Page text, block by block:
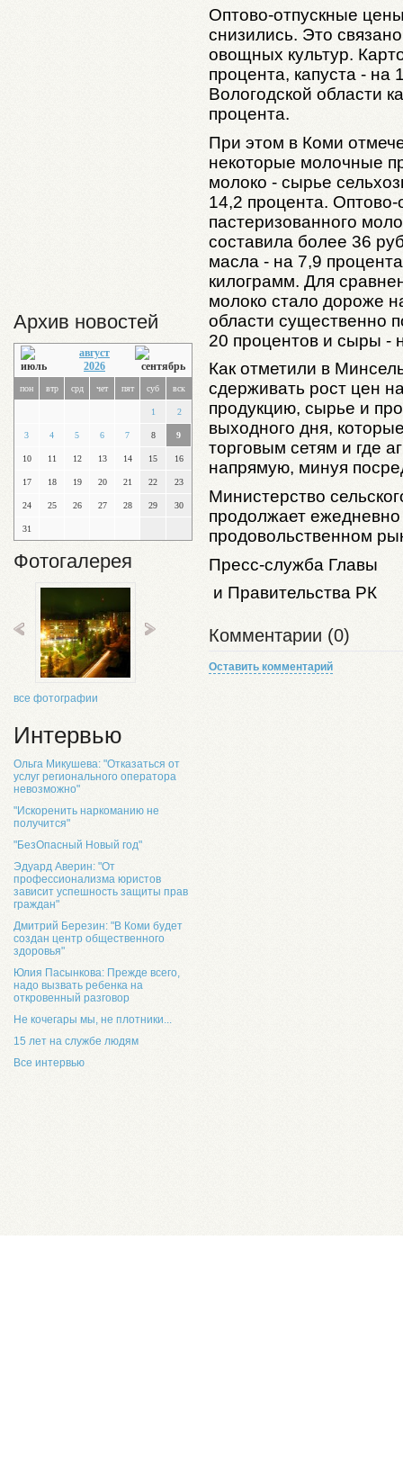
Архив новостей
август
2026
пон втр срд чет пят суб вск
1 2
3 4 5 6 7 8 9
10 11 12 13 14 15 16
17 18 19 20 21 22 23
24 25 26 27 28 29 30
31
Фотогалерея
все фотографии
Интервью
Ольга Микушева: "Отказаться от
услуг регионального оператора
невозможно"
"Искоренить наркоманию не
получится"
"БезОпасный Новый год"
Эдуард Аверин: "От
профессионализма юристов
зависит успешность защиты прав
граждан"
Дмитрий Березин: "В Коми будет
создан центр общественного
здоровья"
Юлия Пасынкова: Прежде всего,
надо вызвать ребенка на
откровенный разговор
Не кочегары мы, не плотники...
15 лет на службе людям
Все интервью
Оптово-отпускные
снизились. Это
овощных культур.
процента, капуста -
Вологодской области
процента.
При этом в Коми
некоторые молочные
молоко - сырье
14,2 процента. Оптово-
пастеризованного
составила более 36
масла - на 7,9
килограмм. Для
молоко стало дороже
области существенно
20 процентов и сыры -
Как отметили в
сдерживать рост цен
продукцию, сырье и
выходного дня,
торговым сетям и где
напрямую, минуя
Министерство
продолжает
продовольственном
Пресс-служба Главы
и Правительства РК
Комментарии (0)
Оставить комментарий